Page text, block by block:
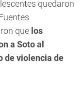
quedaron
que los
a Soto al
de violencia de